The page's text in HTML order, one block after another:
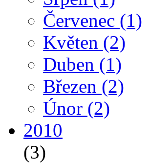
Červenec (1)
Květen (2)
Duben (1)
Březen (2)
Únor (2)
2010
(3)